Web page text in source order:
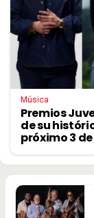
Música
Premios
de su
próximo 3